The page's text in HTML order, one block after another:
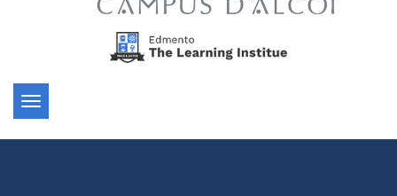
Toggle
navigation